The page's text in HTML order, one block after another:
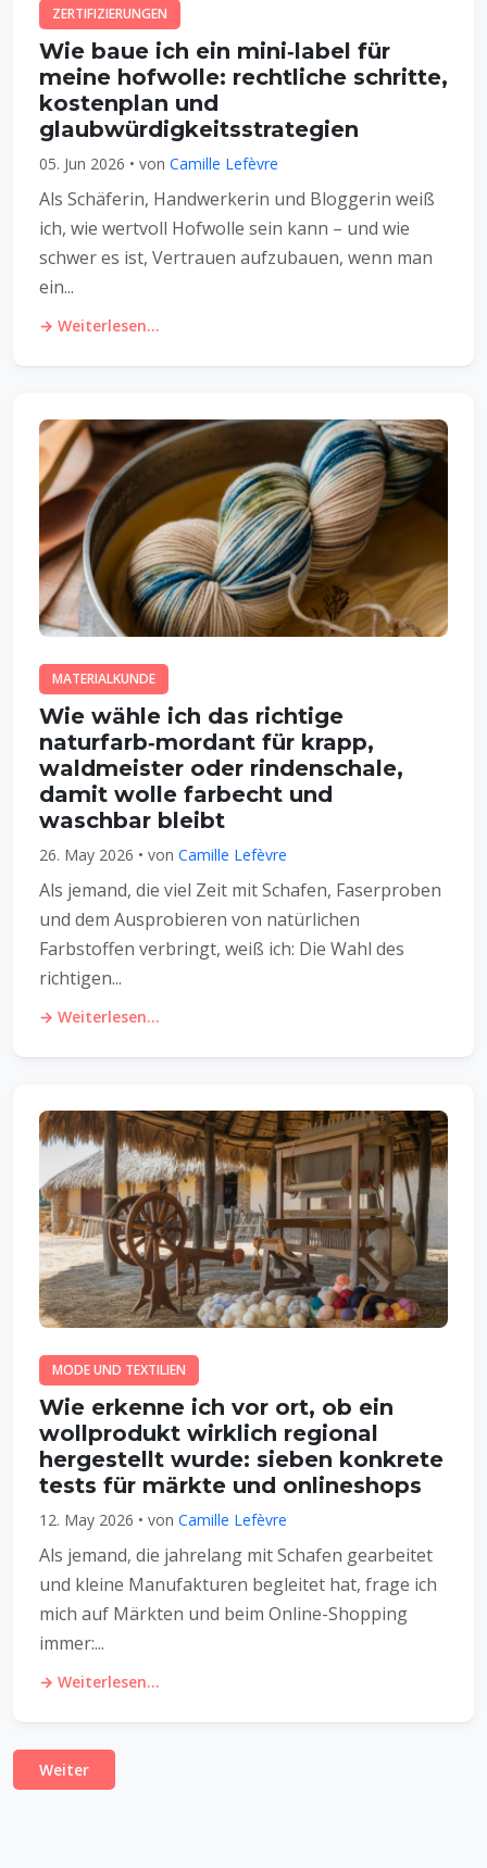
ZERTIFIZIERUNGEN
Wie baue ich ein mini‑label für
meine hofwolle: rechtliche schritte,
kostenplan und
glaubwürdigkeitsstrategien
05. Jun 2026 • von Camille Lefèvre
Als Schäferin, Handwerkerin und Bloggerin weiß
ich, wie wertvoll Hofwolle sein kann – und wie
schwer es ist, Vertrauen aufzubauen, wenn man
ein...
→ Weiterlesen...
MATERIALKUNDE
Wie wähle ich das richtige
naturfarb‑mordant für krapp,
waldmeister oder rindenschale,
damit wolle farbecht und
waschbar bleibt
26. May 2026 • von Camille Lefèvre
Als jemand, die viel Zeit mit Schafen, Faserproben
und dem Ausprobieren von natürlichen
Farbstoffen verbringt, weiß ich: Die Wahl des
richtigen...
→ Weiterlesen...
MODE UND TEXTILIEN
Wie erkenne ich vor ort, ob ein
wollprodukt wirklich regional
hergestellt wurde: sieben konkrete
tests für märkte und onlineshops
12. May 2026 • von Camille Lefèvre
Als jemand, die jahrelang mit Schafen gearbeitet
und kleine Manufakturen begleitet hat, frage ich
mich auf Märkten und beim Online-Shopping
immer:...
→ Weiterlesen...
Weiter